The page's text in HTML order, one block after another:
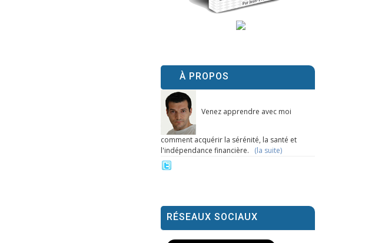
À PROPOS
Venez apprendre avec moi
comment acquérir la sérénité, la santé et
l'indépendance financière. (la suite)
RÉSEAUX SOCIAUX